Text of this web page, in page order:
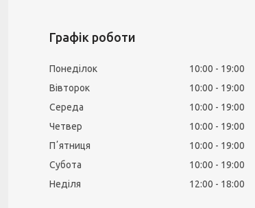
Графік роботи
Понеділок 10:00
19:00
Вівторок
10:00
19:00
Середа
10:00
19:00
Четвер
10:00
19:00
Пʼятниця
10:00
19:00
Субота
10:00
19:00
Неділя
12:00 18:00